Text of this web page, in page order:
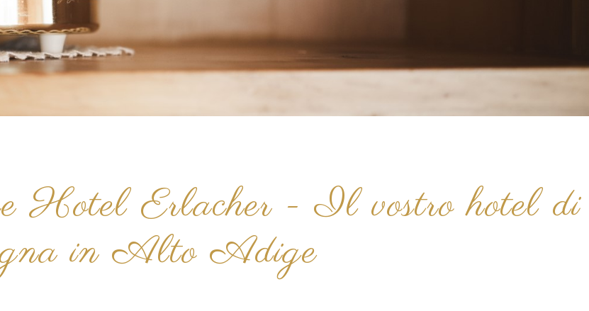
Hotel Erlacher - Il vostro hotel di
in Alto Adige